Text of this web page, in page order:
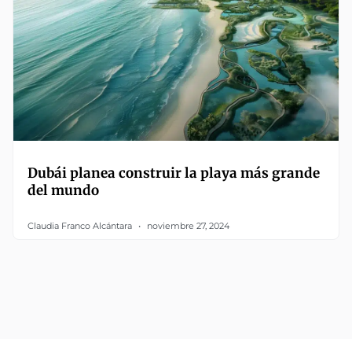
Dubái planea construir la playa más grande
del mundo
Claudia Franco Alcántara noviembre 27, 2024